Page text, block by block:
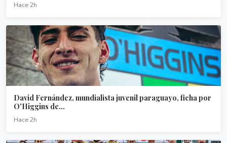
Hace 2h
David Fernández, mundialista juvenil paraguayo, ficha por
O'Higgins de...
Hace 2h